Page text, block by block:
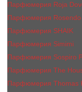
Парфюмерия Roja
Парфюмерия Rosendo
Парфюмерия SHAIK
Парфюмерия Simimi
Парфюмерия Sospiro
Парфюмерия The
Парфюмерия Thomas